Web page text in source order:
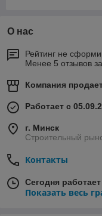
О нас
Рейтинг не
Менее 5 отзывов
Компания
Работает с
г. Минск
Строительный
Контакты
Сегодня
Показать весь